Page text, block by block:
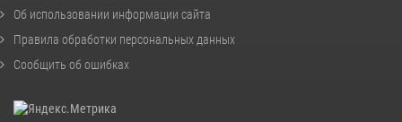
Об использовании информации сайта
Правила обработки персональных данных
Сообщить об ошибках